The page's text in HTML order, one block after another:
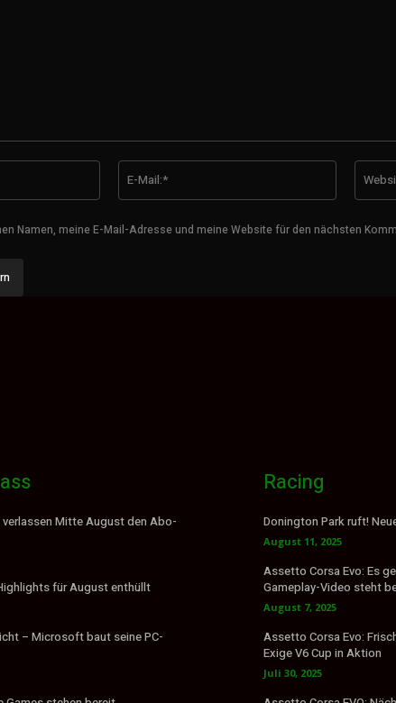
Mail:*
Namen, meine E-Mail-Adresse und meine Website für den nächsten
verlassen Mitte August den Abo-
für August enthüllt
– Microsoft baut seine PC-
Racing
Donington Park ruft!
August 11, 2025
Assetto Corsa Evo: Es
Gameplay-Video steht
August 7, 2025
Assetto Corsa Evo:
Exige V6 Cup in Aktion
Juli 30, 2025